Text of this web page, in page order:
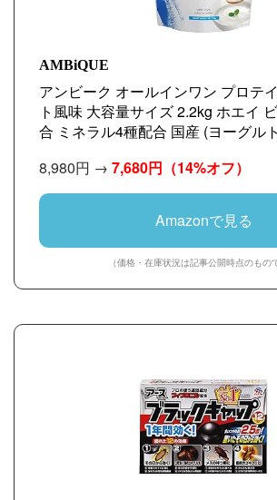
AMBiQUE
アンビーク オールインワン プロテ
ト風味 大容量サイズ 2.2kg ホエイ
合 ミネラル4種配合 国産 (ヨーグル
8,980円 → 7,680円 （14%オフ）
Amazonで見る
（価格・在庫状況は記事公開時点のもの